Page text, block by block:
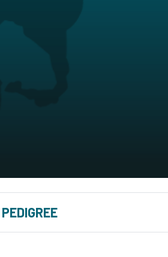
PEDIGREE